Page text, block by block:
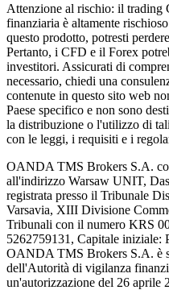
Attenzione al rischio: il trading
finanziaria è altamente
questo prodotto, potresti
Pertanto, i CFD e il Forex
investitori. Assicurati di
necessario, chiedi una
contenute in questo sito web
Paese specifico e non sono
la distribuzione o l'utilizzo di
con le leggi, i requisiti e i
OANDA TMS Brokers S.A.
all'indirizzo Warsaw UNIT,
registrata presso il Tribunale
Varsavia, XIII Divisione
Tribunali con il numero KRS
5262759131, Capitale iniziale:
OANDA TMS Brokers S.A. è
dell'Autorità di vigilanza
un'autorizzazione del 26